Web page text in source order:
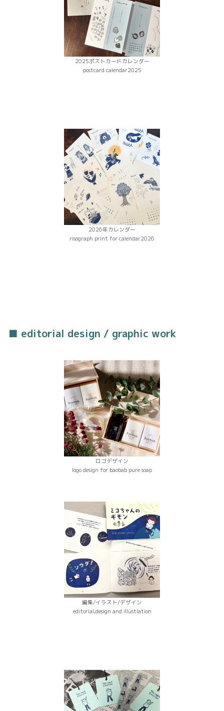
2025ポストカードカレンダー
postcard calendar2025
2026年カレンダー
risograph print for calendar2026
■ editorial design / graphic work
ロゴデザイン
logo design for baobab pure soap
編集/イラスト/デザイン
editorial,design and illustlation